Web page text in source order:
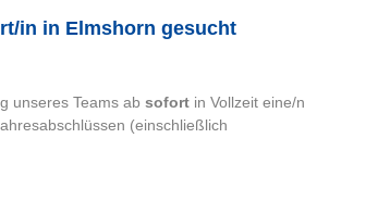
in in Elmshorn gesucht
unseres Teams ab sofort in Vollzeit eine/n
(einschließlich